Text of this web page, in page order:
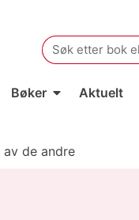
Search
for:
Bøker Aktuelt
de andre